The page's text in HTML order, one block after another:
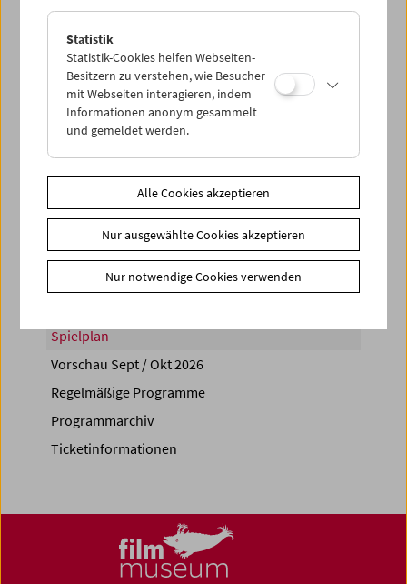
PROGRAMM ÜBERBLICK
Share on
Spielplan
Vorschau Sept / Okt 2026
Regelmäßige Programme
Programmarchiv
Ticketinformationen
Statistik
Statistik-Cookies helfen Webseiten-
Besitzern zu verstehen, wie Besucher
mit Webseiten interagieren, indem
Informationen anonym gesammelt
und gemeldet werden.
Alle Cookies akzeptieren
Nur ausgewählte Cookies akzeptieren
Nur notwendige Cookies verwenden